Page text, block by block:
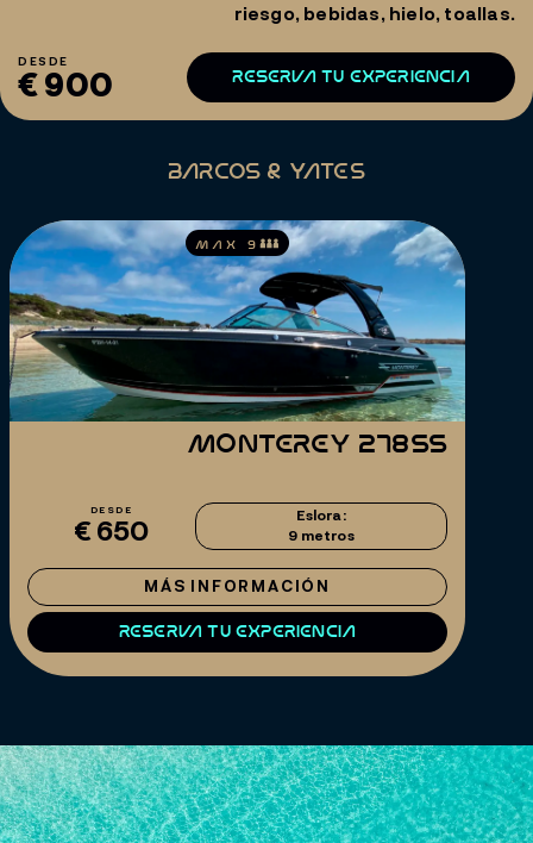
riesgo, bebidas, hielo, toallas.
DESDE
€ 900 RESERVA TU EXPERIENCIA
BARCOS & YATES
MAX 9
Monterey 278SS
DESDE
€ 650
Eslora:
9 metros
MÁS INFORMACIÓN
Reserva tu experiencia